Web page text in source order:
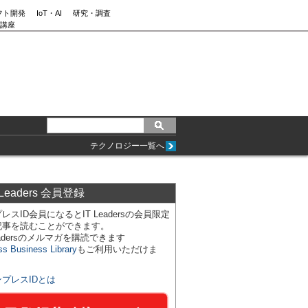
ト開発 IoT・AI
研究・調査
座
テクノロジー一覧へ
会員登録
スID会員になるとIT Leadersの会員限定
を読むことができます。
のメルマガを購読できます
Business Libraryもご利用いただけま
プレスIDとは